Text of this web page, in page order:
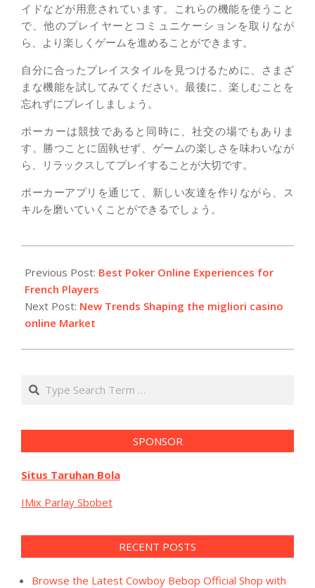
イドなどが用意されています。これらの機能を使うこと
で、他のプレイヤーとコミュニケーションを取りなが
ら、より楽しくゲームを進めることができます。
自分に合ったプレイスタイルを見つけるために、さまざ
まな機能を試してみてください。最後に、楽しむことを
忘れずにプレイしましょう。
ポーカーは競技であると同時に、社交の場でもありま
す。勝つことに固執せず、ゲームの楽しさを味わいなが
ら、リラックスしてプレイすることが大切です。
ポーカーアプリを通じて、新しい友達を作りながら、ス
キルを磨いていくことができるでしょう。
05-
25
Previous Post: Best Poker Online Experiences for
French Players
Next Post: New Trends Shaping the migliori casino
online Market
Search
SPONSOR
Situs Taruhan Bola
IMix Parlay Sbobet
RECENT POSTS
Browse the Latest Cowboy Bebop Official Shop with